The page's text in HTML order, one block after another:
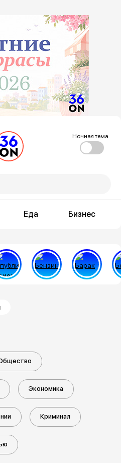
Ночная тема
Еда Бизнес
Экономика
Криминал